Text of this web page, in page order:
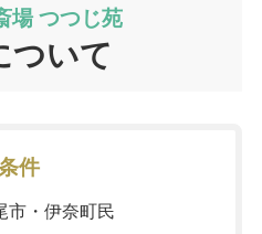
場 つつじ苑
ついて
件
市・伊奈町民